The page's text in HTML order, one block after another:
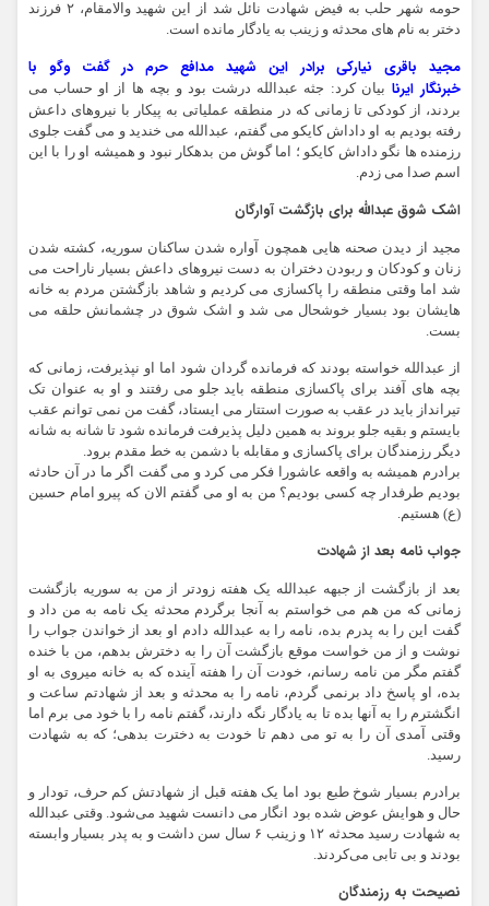
حومه شهر حلب به فیض شهادت نائل شد از این شهید والامقام، ۲ فرزند
دختر به نام های محدثه و زینب به یادگار مانده است.
مجید باقری نیارکی برادر این شهید مدافع حرم در گفت وگو با
خبرنگار ایرنا بیان کرد: جثه عبدالله درشت بود و بچه ها از او حساب می
بردند، از کودکی تا زمانی که در منطقه عملیاتی به پیکار با نیروهای داعش
رفته بودیم به او داداش کایکو می گفتم، عبدالله می خندید و می گفت جلوی
رزمنده ها نگو داداش کایکو ؛ اما گوش من بدهکار نبود و همیشه او را با این
اسم صدا می زدم.
اشک شوق عبدالله برای بازگشت آوارگان
مجید از دیدن صحنه هایی همچون آواره شدن ساکنان سوریه، کشته شدن
زنان و کودکان و ربودن دختران به دست نیروهای داعش بسیار ناراحت می
شد اما وقتی منطقه را پاکسازی می کردیم و شاهد بازگشتن مردم به خانه
هایشان بود بسیار خوشحال می شد و اشک شوق در چشمانش حلقه می
بست.
از عبدالله خواسته بودند که فرمانده گردان شود اما او نپذیرفت، زمانی که
بچه های آفند برای پاکسازی منطقه باید جلو می رفتند و او به عنوان تک
تیرانداز باید در عقب به صورت استتار می ایستاد، گفت من نمی توانم عقب
بایستم و بقیه جلو بروند به همین دلیل پذیرفت فرمانده شود تا شانه به شانه
دیگر رزمندگان برای پاکسازی و مقابله با دشمن به خط مقدم برود.
برادرم همیشه به واقعه عاشورا فکر می کرد و می گفت اگر ما در آن حادثه
بودیم طرفدار چه کسی بودیم؟ من به او می گفتم الان که پیرو امام حسین
(ع) هستیم.
جواب نامه بعد از شهادت
بعد از بازگشت از جبهه عبدالله یک هفته زودتر از من به سوریه بازگشت
زمانی که من هم می خواستم به آنجا برگردم محدثه یک نامه به من داد و
گفت این را به پدرم بده، نامه را به عبدالله دادم او بعد از خواندن جواب را
نوشت و از من خواست موقع بازگشت آن را به دخترش بدهم، من با خنده
گفتم مگر من نامه رسانم، خودت آن را هفته آینده که به خانه میروی به او
بده، او پاسخ داد برنمی گردم، نامه را به محدثه و بعد از شهادتم ساعت و
انگشترم را به آنها بده تا به یادگار نگه دارند، گفتم نامه را با خود می برم اما
وقتی آمدی آن را به تو می دهم تا خودت به دخترت بدهی؛ که به شهادت
رسید.
برادرم بسیار شوخ طبع بود اما یک هفته قبل از شهادتش کم حرف، تودار و
حال و هوایش عوض شده بود انگار می دانست شهید می‌شود. وقتی عبدالله
به شهادت رسید محدثه ۱۲ و زینب ۶ سال سن داشت و به پدر بسیار وابسته
بودند و بی تابی می‌کردند.
نصیحت به رزمندگان